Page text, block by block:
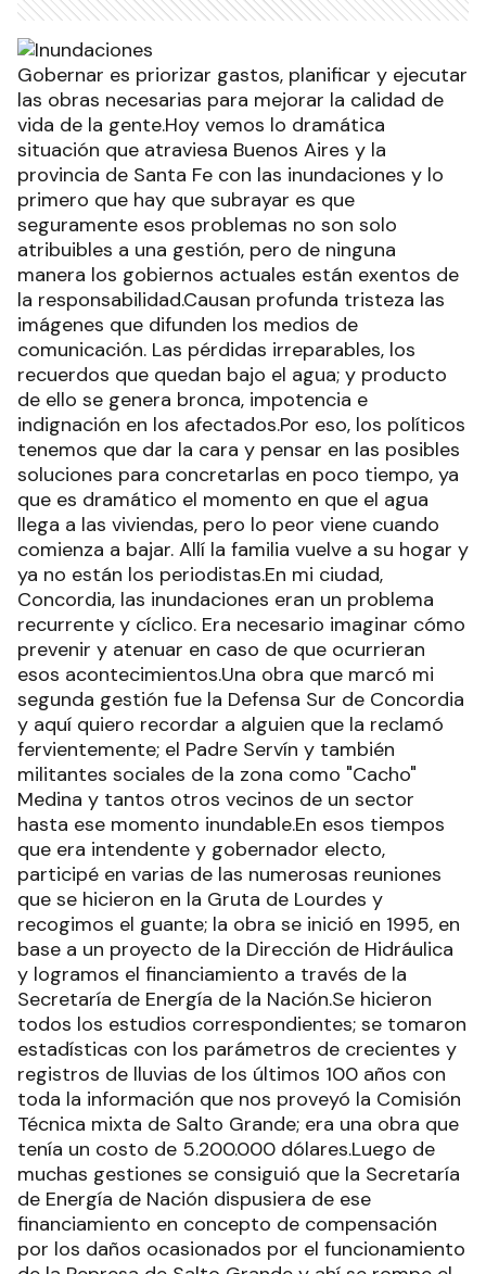
Gobernar es priorizar gastos, planificar y ejecutar
las obras necesarias para mejorar la calidad de
vida de la gente.Hoy vemos lo dramática
situación que atraviesa Buenos Aires y la
provincia de Santa Fe con las inundaciones y lo
primero que hay que subrayar es que
seguramente esos problemas no son solo
atribuibles a una gestión, pero de ninguna
manera los gobiernos actuales están exentos de
la responsabilidad.Causan profunda tristeza las
imágenes que difunden los medios de
comunicación. Las pérdidas irreparables, los
recuerdos que quedan bajo el agua; y producto
de ello se genera bronca, impotencia e
indignación en los afectados.Por eso, los políticos
tenemos que dar la cara y pensar en las posibles
soluciones para concretarlas en poco tiempo, ya
que es dramático el momento en que el agua
llega a las viviendas, pero lo peor viene cuando
comienza a bajar. Allí la familia vuelve a su hogar y
ya no están los periodistas.En mi ciudad,
Concordia, las inundaciones eran un problema
recurrente y cíclico. Era necesario imaginar cómo
prevenir y atenuar en caso de que ocurrieran
esos acontecimientos.Una obra que marcó mi
segunda gestión fue la Defensa Sur de Concordia
y aquí quiero recordar a alguien que la reclamó
fervientemente; el Padre Servín y también
militantes sociales de la zona como "Cacho"
Medina y tantos otros vecinos de un sector
hasta ese momento inundable.En esos tiempos
que era intendente y gobernador electo,
participé en varias de las numerosas reuniones
que se hicieron en la Gruta de Lourdes y
recogimos el guante; la obra se inició en 1995, en
base a un proyecto de la Dirección de Hidráulica
y logramos el financiamiento a través de la
Secretaría de Energía de la Nación.Se hicieron
todos los estudios correspondientes; se tomaron
estadísticas con los parámetros de crecientes y
registros de lluvias de los últimos 100 años con
toda la información que nos proveyó la Comisión
Técnica mixta de Salto Grande; era una obra que
tenía un costo de 5.200.000 dólares.Luego de
muchas gestiones se consiguió que la Secretaría
de Energía de Nación dispusiera de ese
financiamiento en concepto de compensación
por los daños ocasionados por el funcionamiento